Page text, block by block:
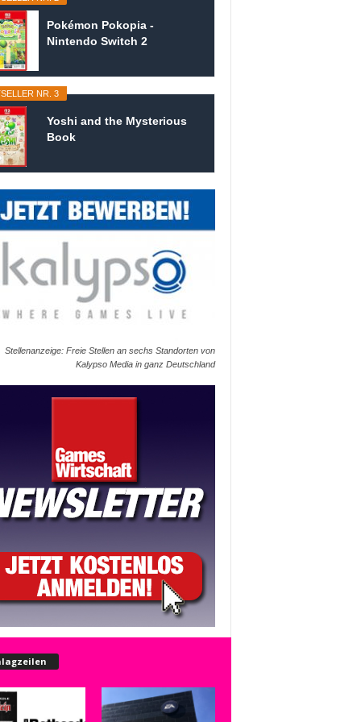
Pokémon Pokopia -
Nintendo Switch 2
NR. 3
Yoshi and the Mysterious
Book
Stellenanzeige: Freie Stellen an sechs Standorten von
Kalypso Media in ganz Deutschland